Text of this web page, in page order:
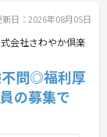
新日：2026年08月05日
会社さわやか倶楽
不問◎福利厚
の募集で